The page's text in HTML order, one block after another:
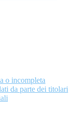
o incompleta
da parte dei titolari